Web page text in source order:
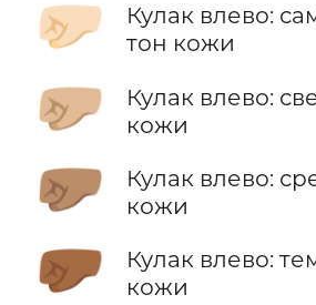
🤛🏻
Кулак влево:
тон кожи
🤛🏼
Кулак влево:
кожи
🤛🏽
Кулак влево:
кожи
🤛🏾
Кулак влево:
кожи